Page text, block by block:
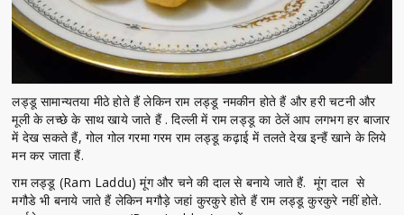
लड्डू सामान्यतया मीठे होते हैं लेकिन राम लड्डू नमकीन होते हैं और हरी चटनी और
मूली के लच्छे के साथ खाये जाते हैं . दिल्ली में राम लड्डू का ठेलें आप लगभग हर बाजार
में देख सकते हैं, गोल गोल गरमा गरम राम लड्डू कढ़ाई में तलते देख इन्हैं खाने के लिये
मन कर जाता हैं.
राम लड्डू (Ram Laddu) मूंग और चने की दाल से बनाये जाते हैं. मूंग दाल से
मगौडे भी बनाये जाते हैं लेकिन मगौड़े जहां कुरकुरे होते हैं राम लड्डू कुरकुरे नहीं होते.